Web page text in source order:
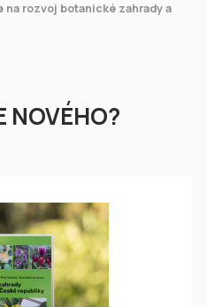
na rozvoj botanické zahrady a
NOVÉHO?